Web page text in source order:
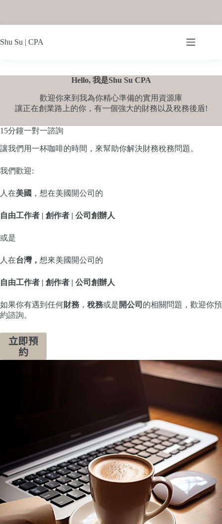
Shu Su | CPA
Hello, 我是Shu Su CPA
歡迎你來到我為你精心準備的實用資源庫
讓正在創業路上的你，有一個強大的財務以及稅務後盾!
15分鐘一對一諮詢
讓我們用一杯咖啡的時間，來幫助你解決財務稅務問題。
我們歡迎:
人在美國 ，想在美國開公司的
自由工作者 | 創作者 | 公司創辦人
或是
人在台灣， 想來美國開公司的
自由工作者 | 創作者 | 公司創辦人
如果你有遇到任何財務 ， 稅務或是開公司 的相關問題，歡迎你預
約諮詢。
立即預
約